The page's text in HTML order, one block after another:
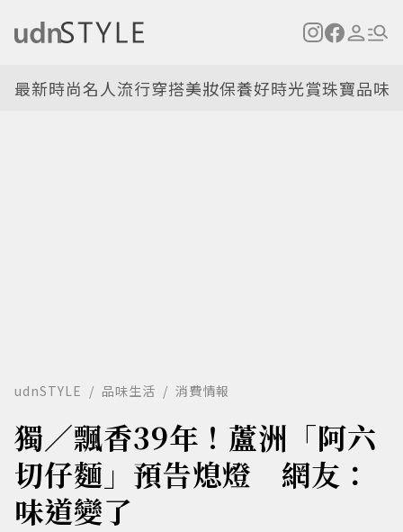
最新時尚名人流行穿搭美妝保養好時光賞珠寶品味
udnSTYLE 品味生活 消費情報
獨／飄香39年！蘆洲「阿六
切仔麵」預告熄燈 網友：
味道變了